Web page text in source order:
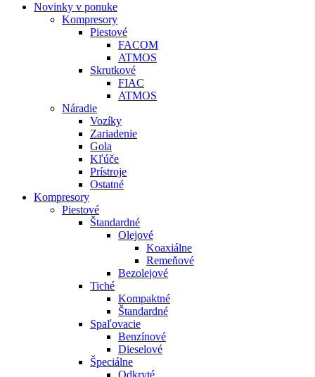
Novinky v ponuke
Kompresory
Piestové
FACOM
ATMOS
Skrutkové
FIAC
ATMOS
Náradie
Vozíky
Zariadenie
Gola
Kľúče
Prístroje
Ostatné
Kompresory
Piestové
Štandardné
Olejové
Koaxiálne
Remeňové
Bezolejové
Tiché
Kompaktné
Štandardné
Spaľovacie
Benzínové
Dieselové
Špeciálne
Odkryté